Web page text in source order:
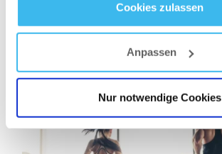
Datenschutz- undCookie-Richtlinien
Cookies zulassen
Anpassen
Nur notwendige Cookies
TRAININGSPLAN